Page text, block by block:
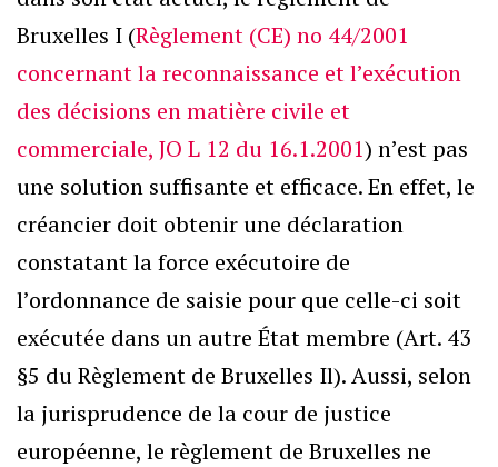
Bruxelles I (Règlement (CE) no 44/2001
concernant la reconnaissance et l’exécution
des décisions en matière civile et
commerciale, JO L 12 du 16.1.2001) n’est pas
une solution suffisante et efficace. En effet, le
créancier doit obtenir une déclaration
constatant la force exécutoire de
l’ordonnance de saisie pour que celle-ci soit
exécutée dans un autre État membre (Art. 43
§5 du Règlement de Bruxelles Il). Aussi, selon
la jurisprudence de la cour de justice
européenne, le règlement de Bruxelles ne